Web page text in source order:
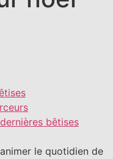
bêtises
le quotidien de